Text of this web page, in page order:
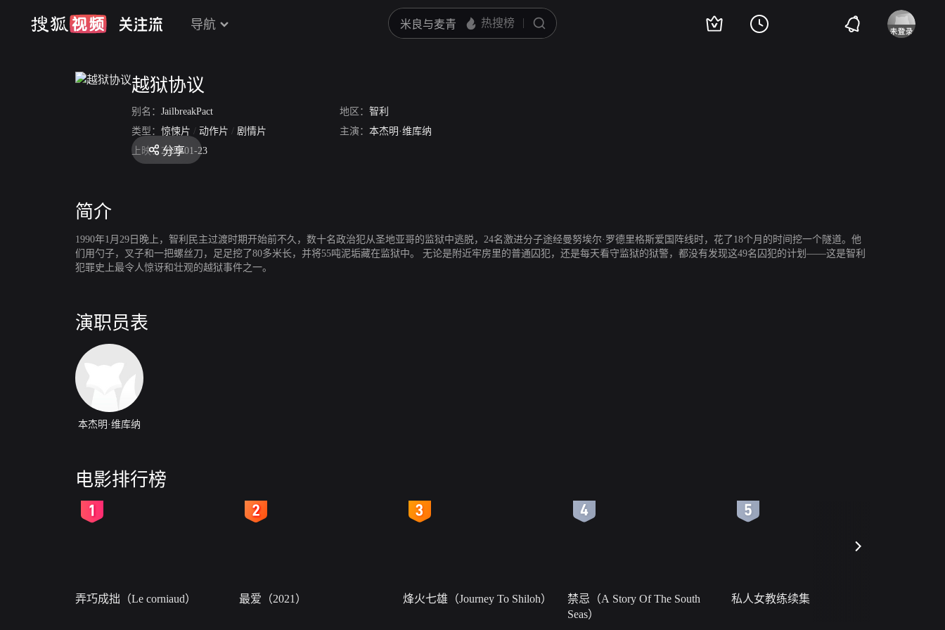
导航
越狱协议
别名： JailbreakPact 地区： 智利
类型： 惊悚片 / 动作片 / 剧情片 主演： 本杰明·维库纳
上映： 2020-01-23
分享
简介
1990年1月29日晚上，智利民主过渡时期开始前不久，数十名政治犯从圣地亚哥的监狱中逃脱，24名激进分子途经曼努埃尔·罗德里格斯爱国阵线时，花了18个月的时间挖一个隧道。他
们用勺子，叉子和一把螺丝刀，足足挖了80多米长，并将55吨泥垢藏在监狱中。 无论是附近牢房里的普通囚犯，还是每天看守监狱的狱警，都没有发现这49名囚犯的计划——这是智利
犯罪史上最令人惊讶和壮观的越狱事件之一。
演职员表
本杰明·维库纳
电影排行榜
弄巧成拙（Le corniaud） 最爱（2021） 烽火七雄（Journey To Shiloh）
禁忌（A Story Of The South
Seas）
私人女教练续集